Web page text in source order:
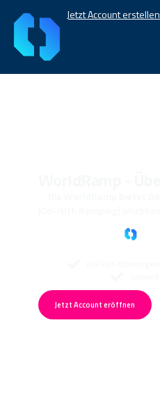
Jetzt Account erstellen
Jetzt Account eröffnen